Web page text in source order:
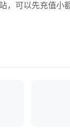
，可以先充值小